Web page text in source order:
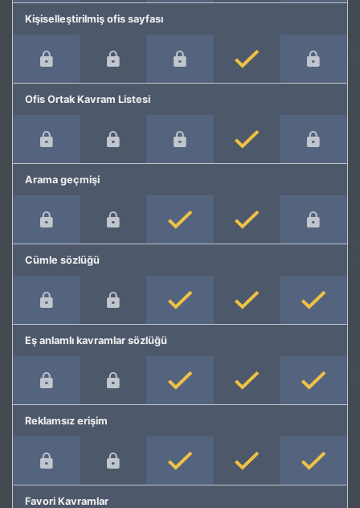
Kişiselleştirilmiş ofis sayfası
Ofis Ortak Kavram Listesi
Arama geçmişi
Cümle sözlüğü
Eş anlamlı kavramlar sözlüğü
Reklamsız erişim
Favori Kavramlar